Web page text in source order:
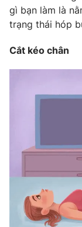
gì bạn làm là
trạng thái hóp
Cắt kéo chân